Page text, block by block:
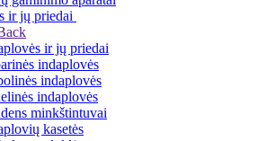
ir jų priedai
ir jų priedai
indaplovės
indaplovės
indaplovės
minkštintuvai
kasetės